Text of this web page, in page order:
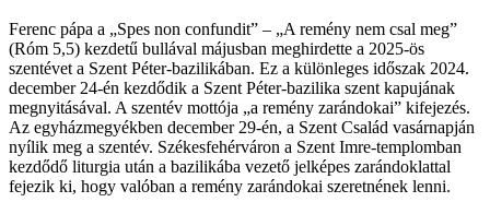
Ferenc pápa a „Spes non confundit” – „A remény nem csal meg”
(Róm 5,5) kezdetű bullával májusban meghirdette a 2025-ös
szentévet a Szent Péter-bazilikában. Ez a különleges időszak 2024.
december 24-én kezdődik a Szent Péter-bazilika szent kapujának
megnyitásával. A szentév mottója „a remény zarándokai” kifejezés.
Az egyházmegyékben december 29-én, a Szent Család vasárnapján
nyílik meg a szentév. Székesfehérváron a Szent Imre-templomban
kezdődő liturgia után a bazilikába vezető jelképes zarándoklattal
fejezik ki, hogy valóban a remény zarándokai szeretnének lenni.